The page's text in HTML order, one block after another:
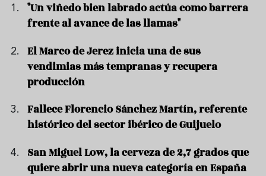
"Un viñedo bien labrado actúa como barrera
frente al avance de las llamas"
El Marco de Jerez inicia una de sus
vendimias más tempranas y recupera
producción
Fallece Florencio Sánchez Martín, referente
histórico del sector ibérico de Guijuelo
San Miguel Low, la cerveza de 2,7 grados que
quiere abrir una nueva categoría en España